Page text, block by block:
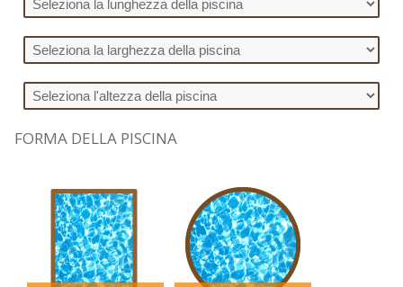
FORMA DELLA PISCINA